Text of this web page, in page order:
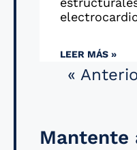
LEER MÁS »
«
Mantente